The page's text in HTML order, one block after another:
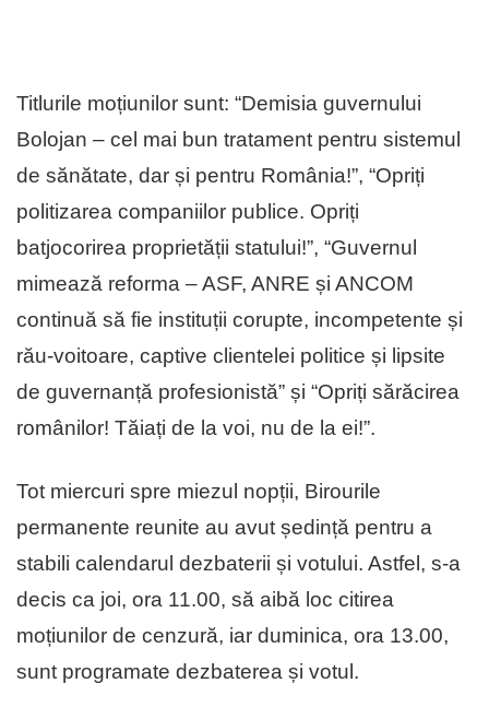
Titlurile moțiunilor sunt: “Demisia guvernului
Bolojan – cel mai bun tratament pentru sistemul
de sănătate, dar și pentru România!”, “Opriți
politizarea companiilor publice. Opriți
batjocorirea proprietății statului!”, “Guvernul
mimează reforma – ASF, ANRE și ANCOM
continuă să fie instituții corupte, incompetente și
rău-voitoare, captive clientelei politice și lipsite
de guvernanță profesionistă” și “Opriți sărăcirea
românilor! Tăiați de la voi, nu de la ei!”.
Tot miercuri spre miezul nopții, Birourile
permanente reunite au avut ședință pentru a
stabili calendarul dezbaterii și votului. Astfel, s-a
decis ca joi, ora 11.00, să aibă loc citirea
moțiunilor de cenzură, iar duminica, ora 13.00,
sunt programate dezbaterea și votul.